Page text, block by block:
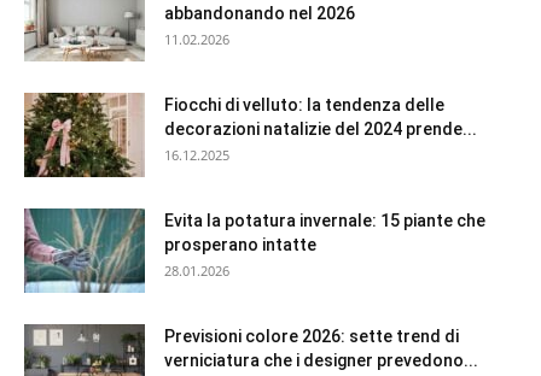
abbandonando nel 2026
11.02.2026
Fiocchi di velluto: la tendenza delle
decorazioni natalizie del 2024 prende...
16.12.2025
Evita la potatura invernale: 15 piante che
prosperano intatte
28.01.2026
Previsioni colore 2026: sette trend di
verniciatura che i designer prevedono...